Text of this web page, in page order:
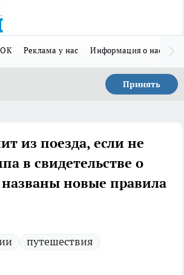
Реклама у нас Информация о нас
Принять
из поезда, если не
в свидетельстве о
новые правила
путешествия